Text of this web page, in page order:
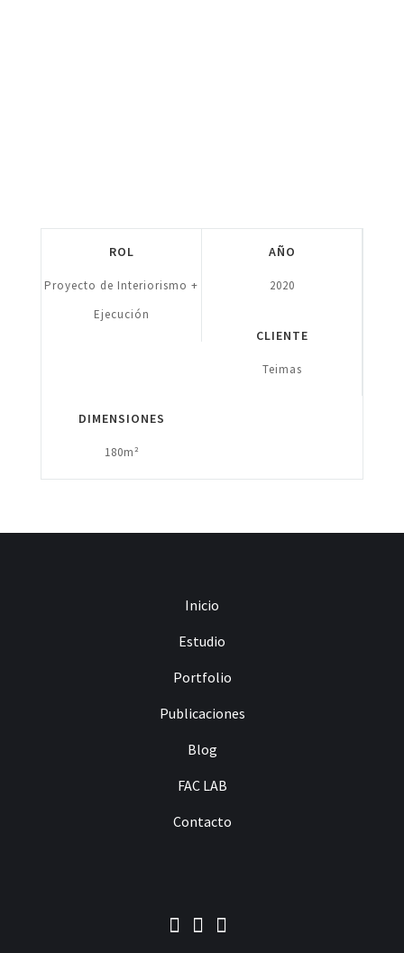
ROL
Proyecto de Interiorismo +
Ejecución
AÑO
2020
CLIENTE
Teimas
DIMENSIONES
180m²
Inicio
Estudio
Portfolio
Publicaciones
Blog
FAC LAB
Contacto